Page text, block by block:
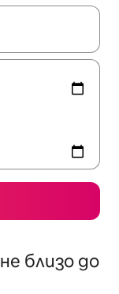
близо до